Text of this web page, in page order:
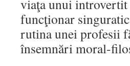
viaţa unui introvertit
funcţionar
rutina unei profesii
însemnări moral-